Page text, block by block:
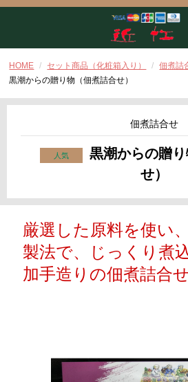
HOME セット商品（化粧箱入り）
佃煮詰
黒潮からの贈り物（佃煮詰合せ）
佃煮詰合せ
黒潮からの贈
せ）
厳選した原料を使い
製法で、じっくり煮
加手造りの佃煮詰合